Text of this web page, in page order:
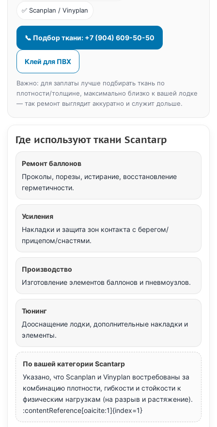
✅ Scanplan / Vinyplan
📞 Подбор ткани: +7 (904) 609-50-50
Клей для ПВХ
Важно: для заплаты лучше подбирать ткань по
плотности/толщине, максимально близко к вашей лодке
— так ремонт выглядит аккуратно и служит дольше.
Где используют ткани Scantarp
Ремонт баллонов
Проколы, порезы, истирание, восстановление
герметичности.
Усиления
Накладки и защита зон контакта с берегом/
прицепом/снастями.
Производство
Изготовление элементов баллонов и пневмоузлов.
Тюнинг
Дооснащение лодки, дополнительные накладки и
элементы.
По вашей категории Scantarp
Указано, что Scanplan и Vinyplan востребованы за
комбинацию плотности, гибкости и стойкости к
физическим нагрузкам (на разрыв и растяжение).
:contentReference[oaicite:1]{index=1}